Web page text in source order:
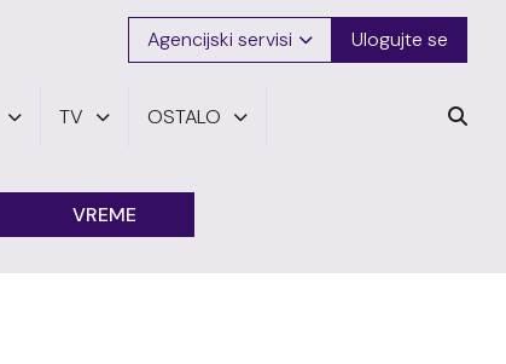
Agencijski servisi Ulogujte se
TV OSTALO
VREME